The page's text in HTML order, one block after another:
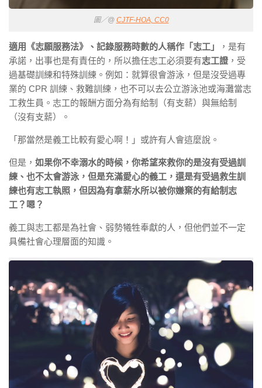
圖／@ CJTF-HOA, CC0
適用《志願服務法》、記錄服務時數的人稱作「志工」
，是有
承諾，出事也是有責任的，所以擔任志工必須要有志工證，受
過基礎訓練和特殊訓練。例如：就算很會游泳，但是沒受過專
業的 CPR 訓練、救難訓練，也不可以去公立游泳池或海灘當志
工救生員。志工的報酬方面分為有給制（有支薪）與無給制
（沒有支薪）。
「那當然是義工比較有愛心啊！」或許有人會這麼說。
但是， 如果你不幸溺水的時候，你希望來救你的是沒有受過訓
練、也不太會游泳，但是充滿愛心的義工，還是有受過救生訓
練也有志工執照，但因為有拿薪水所以被你嫌棄的有給制志
工？嗯？
義工與志工都是為社會、弱勢犧牲奉獻的人，但他們並不一定
具備社會心理層面的知識。